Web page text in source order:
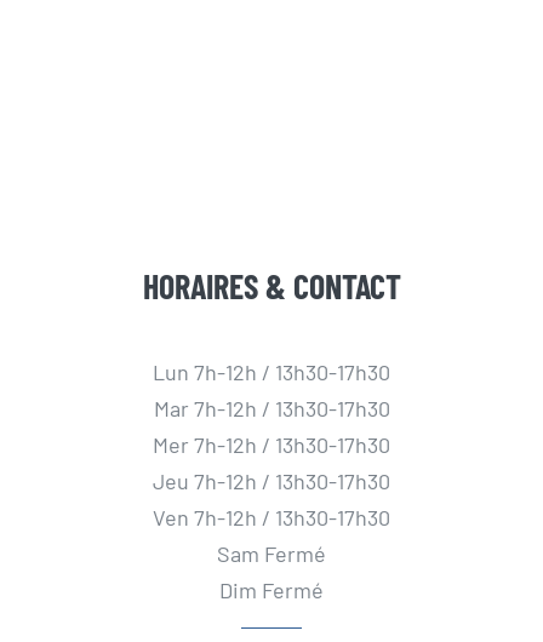
HORAIRES & CONTACT
Lun 7h-12h / 13h30-17h30
Mar 7h-12h / 13h30-17h30
Mer 7h-12h / 13h30-17h30
Jeu 7h-12h / 13h30-17h30
Ven 7h-12h / 13h30-17h30
Sam Fermé
Dim Fermé